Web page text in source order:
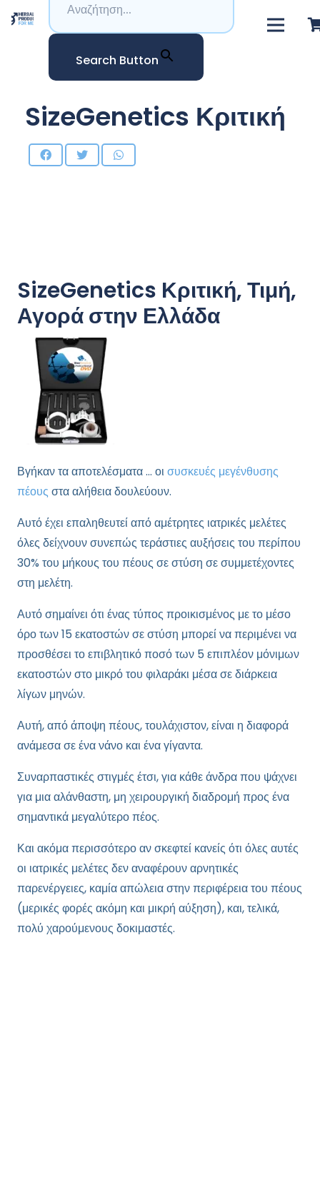
Search Button
SizeGenetics Κριτική
SizeGenetics Κριτική, Τιμή,
Αγορά στην Ελλάδα
Βγήκαν τα αποτελέσματα … οι συσκευές μεγένθυσης
πέους στα αλήθεια δουλεύουν.
Αυτό έχει επαληθευτεί από αμέτρητες ιατρικές μελέτες
όλες δείχνουν συνεπώς τεράστιες αυξήσεις του περίπου
30% του μήκους του πέους σε στύση σε συμμετέχοντες
στη μελέτη.
Αυτό σημαίνει ότι ένας τύπος προικισμένος με το μέσο
όρο των 15 εκατοστών σε στύση μπορεί να περιμένει να
προσθέσει το επιβλητικό ποσό των 5 επιπλέον μόνιμων
εκατοστών στο μικρό του φιλαράκι μέσα σε διάρκεια
λίγων μηνών.
Αυτή, από άποψη πέους, τουλάχιστον, είναι η διαφορά
ανάμεσα σε ένα νάνο και ένα γίγαντα.
Συναρπαστικές στιγμές έτσι, για κάθε άνδρα που ψάχνει
για μια αλάνθαστη, μη χειρουργική διαδρομή προς ένα
σημαντικά μεγαλύτερο πέος.
Και ακόμα περισσότερο αν σκεφτεί κανείς ότι όλες αυτές
οι ιατρικές μελέτες δεν αναφέρουν αρνητικές
παρενέργειες, καμία απώλεια στην περιφέρεια του πέους
(μερικές φορές ακόμη και μικρή αύξηση), και, τελικά,
πολύ χαρούμενους δοκιμαστές.